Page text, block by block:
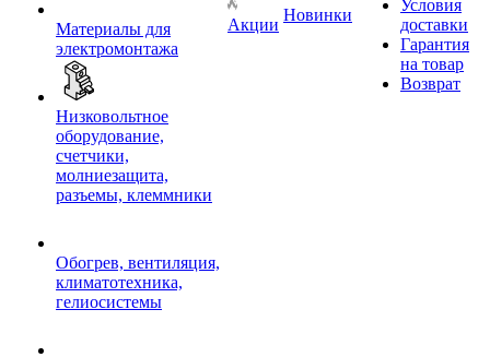
Материалы для
электромонтажа
Низковольтное
оборудование,
счетчики,
молниезащита,
разъемы, клеммники
Обогрев, вентиляция,
климатотехника,
гелиосистемы
Акции
Новинки
Условия
доставки
Гарантия
на товар
Возврат